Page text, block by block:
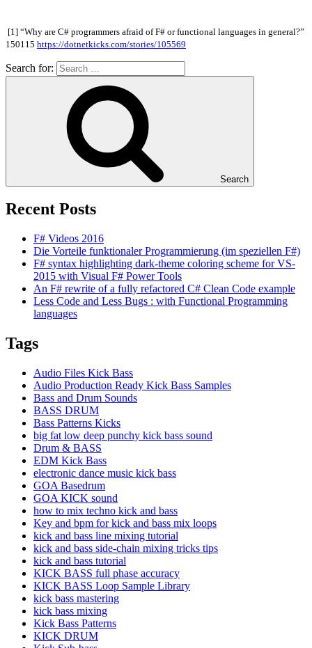
[1] “Why are C# programmers afraid of F# or functional languages in general?”
150115 https://dotnetkicks.com/stories/105569
Search for:
Search
Recent Posts
F# Videos 2016
Die Vorteile funktionaler Programmierung (im speziellen F#)
F# syntax highlighting dark-theme coloring scheme for VS-
2015 with Visual F# Power Tools
An F# rewrite of a fully refactored C# Clean Code example
Less Code and Less Bugs : with Functional Programming
languages
Tags
Audio Files Kick Bass
Audio Production Ready Kick Bass Samples
Bass and Drum Sounds
BASS DRUM
Bass Patterns Kicks
big fat low deep punchy kick bass sound
Drum & BASS
EDM Kick Bass
electronic dance music kick bass
GOA Basedrum
GOA KICK sound
how to mix techno kick and bass
Key and bpm for kick and bass mix loops
kick and bass line mixing tutorial
kick and bass side-chain mixing tricks tips
kick and bass tutorial
KICK BASS full phase accuracy
KICK BASS Loop Sample Library
kick bass mastering
kick bass mixing
Kick Bass Patterns
KICK DRUM